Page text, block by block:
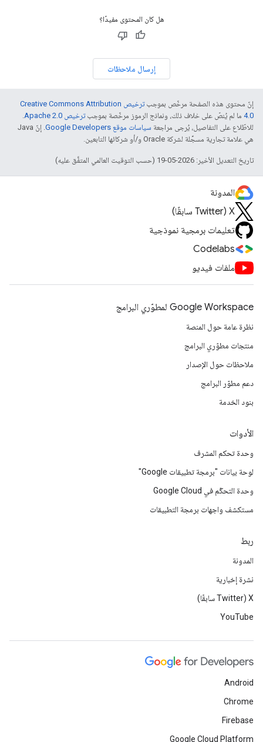
هل كان المحتوى مفيدًا؟
إرسال ملاحظات
إنّ محتوى هذه الصفحة مرخّص بموجب
ترخيص Creative Commons Attribution
4.0‏ ما لم يُنصّ على خلاف ذلك، ونماذج الرموز مرخّصة بموجبترخيص Apache 2.0‏
.
للاطّلاع على التفاصيل، يُرجى مراجعة سياسات موقع Google Developers‏
. إنّ Java
هي علامة تجارية مسجَّلة لشركة Oracle و/أو شركائها التابعين.
تاريخ التعديل الأخير: 2026-05-19 (حسب التوقيت العالمي المتفَّق عليه)
المدونة
‫X ‏(Twitter سابقًا)
تعليمات برمجية نموذجية
Codelabs
ملفات فيديو
Google Workspace لمطوّري البرامج
نظرة عامة حول المنصة
منتجات مطوّري البرامج
ملاحظات حول الإصدار
دعم مطوّر البرامج
بنود الخدمة
الأدوات
وحدة تحكم المشرف
لوحة بيانات "برمجة تطبيقات Google"
وحدة التحكّم في Google Cloud
مستكشف واجهات برمجة التطبيقات
ربط
المدونة
نشرة إخبارية
‫X ‏(Twitter سابقًا)
YouTube
Android
Chrome
Firebase
Google Cloud Platform